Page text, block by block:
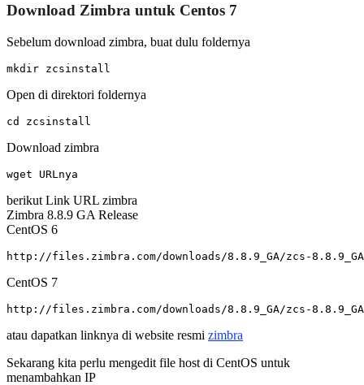
Download Zimbra untuk Centos 7
Sebelum download zimbra, buat dulu foldernya
mkdir zcsinstall
Open di direktori foldernya
cd zcsinstall
Download zimbra
wget URLnya
berikut Link URL zimbra
Zimbra 8.8.9 GA Release
CentOS 6
http://files.zimbra.com/downloads/8.8.9_GA/zcs-
CentOS 7
http://files.zimbra.com/downloads/8.8.9_GA/zcs-
atau dapatkan linknya di website resmi zimbra
Sekarang kita perlu mengedit file host di CentOS untuk
menambahkan IP